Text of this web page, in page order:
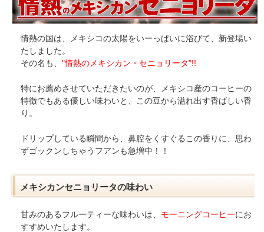
情熱の国は、メキシコの太陽をいーっぱいに浴びて、新登場い
たしました。
その名も、 "情熱のメキシカン・セニョリータ"!!
特にお薦めさせていただきたいのが、メキシコ産のコーヒーの
特徴でもある優しい味わいと、この豆から溢れ出す香ばしい香
り。
ドリップしている瞬間から、鼻腔をくすぐるこの香りに、思わ
ずゴックンしちゃうフアンも急増中！！
メキシカンセニョリータの味わい
甘みのあるフルーティーな味わいは、 モーニングコーヒーにお
すすめいたします。